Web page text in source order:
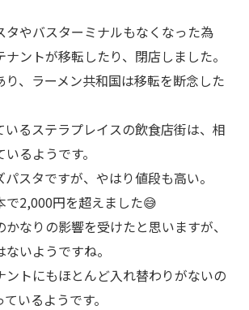
タやバスターミナルもなくなった為
ントが移転したり、閉店しました。
り、ラーメン共和国は移転を断念した
いるステラプレイスの飲食店街は、相
るようです。
スタですが、やはり値段も高い。
で2,000円を超えました😅
なりの影響を受けたと思いますが、
いようですね。
ントにもほとんど入れ替わりがないの
いるようです。